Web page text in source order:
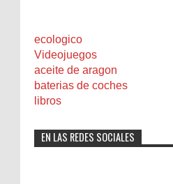
ecologico
Videojuegos
aceite de aragon
baterias de coches
libros
EN LAS REDES SOCIALES